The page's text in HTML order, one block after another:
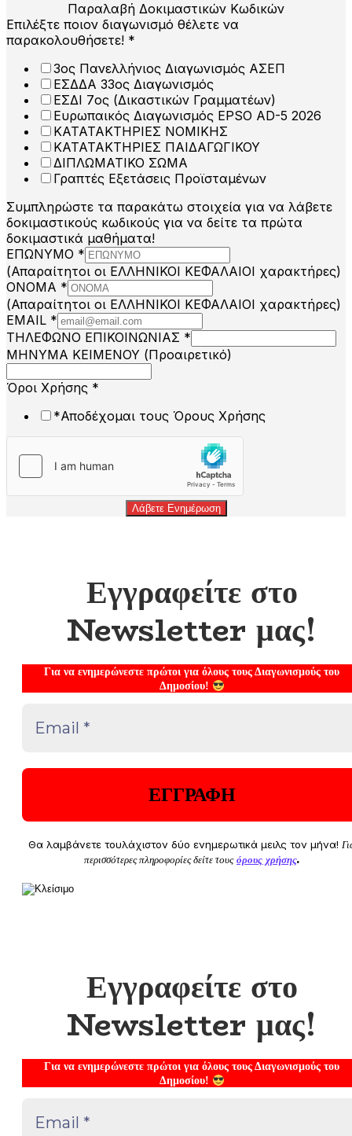
Παραλαβή Δοκιμαστικών Κωδικών
Επιλέξτε ποιον διαγωνισμό θέλετε να
παρακολουθήσετε! *
3ος Πανελλήνιος Διαγωνισμός ΑΣΕΠ
ΕΣΔΔΑ 33ος Διαγωνισμός
ΕΣΔΙ 7ος (Δικαστικών Γραμματέων)
Ευρωπαικός Διαγωνισμός EPSO AD-5 2026
ΚΑΤΑΤΑΚΤΗΡΙΕΣ ΝΟΜΙΚΗΣ
ΚΑΤΑΤΑΚΤΗΡΙΕΣ ΠΑΙΔΑΓΩΓΙΚΟΥ
ΔΙΠΛΩΜΑΤΙΚΟ ΣΩΜΑ
Γραπτές Εξετάσεις Προϊσταμένων
Συμπληρώστε τα παρακάτω στοιχεία για να λάβετε
δοκιμαστικούς κωδικούς για να δείτε τα πρώτα
δοκιμαστικά μαθήματα!
ΕΠΩΝΥΜΟ *
(Απαραίτητοι οι ΕΛΛΗΝΙΚΟΙ ΚΕΦΑΛΑΙΟΙ χαρακτήρες)
ΟΝΟΜΑ *
(Απαραίτητοι οι ΕΛΛΗΝΙΚΟΙ ΚΕΦΑΛΑΙΟΙ χαρακτήρες)
EMAIL *
ΤΗΛΕΦΩΝΟ ΕΠΙΚΟΙΝΩΝΙΑΣ *
ΜΗΝΥΜΑ ΚΕΙΜΕΝΟΥ (Προαιρετικό)
να
Όροι Χρήσης *
*Αποδέχομαι τους Όρους Χρήσης
Λάβετε Ενημέρωση
Εγγραφείτε στο
Newsletter μας!
Για να ενημερώνεστε πρώτοι για όλους τους Διαγωνισμούς του
Δημοσίου!
Θα λαμβάνετε τουλάχιστον δύο ενημερωτικά μειλς τον μήνα!
περισσότερες πληροφορίες δείτε τους όρους χρήσης.
Εγγραφείτε στο
Newsletter μας!
Για να ενημερώνεστε πρώτοι για όλους τους Διαγωνισμούς του
Δημοσίου!